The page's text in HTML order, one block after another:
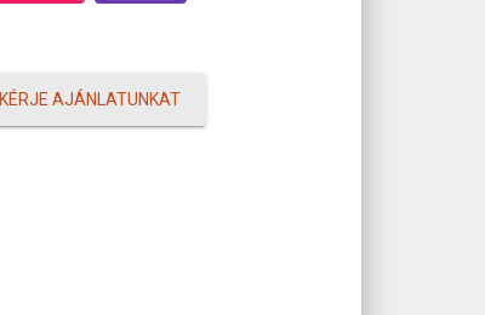
KÉRJE AJÁNLATUNKAT